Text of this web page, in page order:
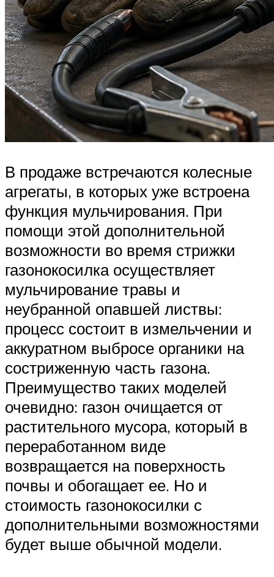
В продаже встречаются колесные
агрегаты, в которых уже встроена
функция мульчирования. При
помощи этой дополнительной
возможности во время стрижки
газонокосилка осуществляет
мульчирование травы и
неубранной опавшей листвы:
процесс состоит в измельчении и
аккуратном выбросе органики на
состриженную часть газона.
Преимущество таких моделей
очевидно: газон очищается от
растительного мусора, который в
переработанном виде
возвращается на поверхность
почвы и обогащает ее. Но и
стоимость газонокосилки с
дополнительными возможностями
будет выше обычной модели.